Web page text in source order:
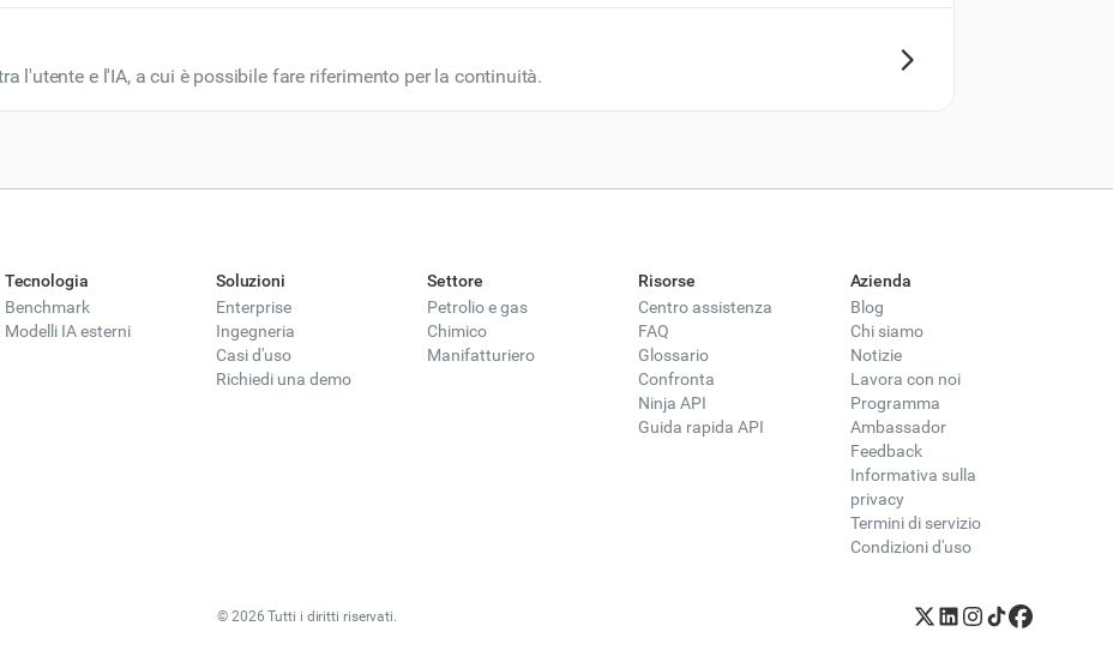
l'utente e l'IA, a cui è possibile fare riferimento per la continuità.
Tecnologia
Benchmark
Modelli IA esterni
Soluzioni
Enterprise
Ingegneria
Casi d'uso
Richiedi una demo
Settore
Petrolio e gas
Chimico
Manifatturiero
Risorse
Centro assistenza
FAQ
Glossario
Confronta
Ninja API
Guida rapida API
Azienda
Blog
Chi siamo
Notizie
Lavora con noi
Programma
Ambassador
Feedback
Informativa sulla
privacy
Termini di servizio
Condizioni d'uso
© 2026 Tutti i diritti riservati.